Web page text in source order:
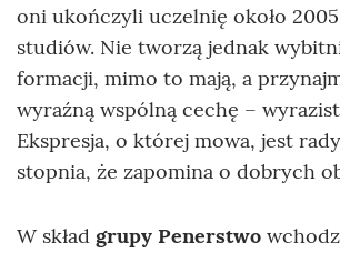
oni ukończyli uczelnię około
studiów. Nie tworzą jednak
formacji, mimo to mają, a
wyraźną wspólną cechę –
Ekspresja, o której mowa, jest
stopnia, że zapomina o dobrych
W skład grupy Penerstwo